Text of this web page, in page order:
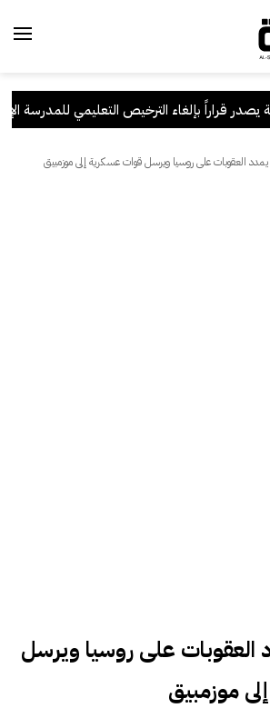
يصدر قراراً بإلغاء الترخيص التعليمي للمدرسة
يمدد العقوبات على روسيا ويرسل قوات عسكرية إلى موزمبيق
العقوبات على روسيا ويرسل
موزمبيق